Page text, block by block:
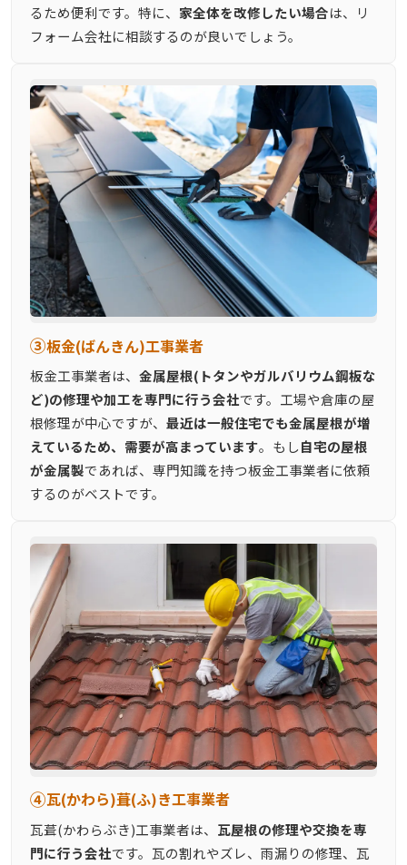
るため便利です。特に、 家全体を改修したい場合は、リ
フォーム会社に相談するのが良いでしょう。
③板金(ばんきん)工事業者
板金工事業者は、 金属屋根(トタンやガルバリウム鋼板な
ど)の修理や加工を専門に行う会社です。工場や倉庫の屋
根修理が中心ですが、 最近は一般住宅でも金属屋根が増
えているため、需要が高まっています。もし自宅の屋根
が金属製であれば、専門知識を持つ板金工事業者に依頼
するのがベストです。
④瓦(かわら)葺(ふ)き工事業者
瓦葺(かわらぶき)工事業者は、 瓦屋根の修理や交換を専
門に行う会社です。瓦の割れやズレ、雨漏りの修理、瓦